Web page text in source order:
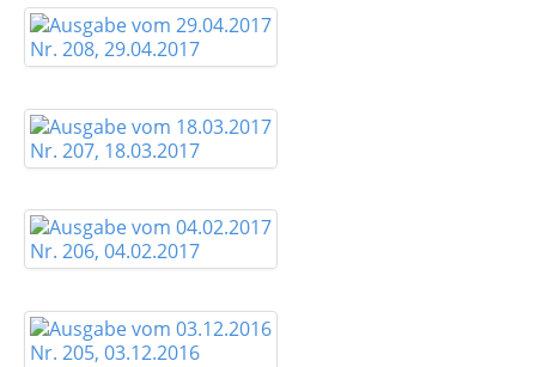
Nr. 208, 29.04.2017
Nr. 207, 18.03.2017
Nr. 206, 04.02.2017
Nr. 205, 03.12.2016